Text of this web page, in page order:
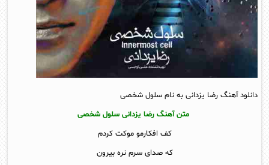
دانلود آهنگ رضا یزدانی به نام سلول شخصی
متن آهنگ رضا یزدانی سلول شخصی
کف افکارمو موکت کردم
که صدای سرم نره بیرون